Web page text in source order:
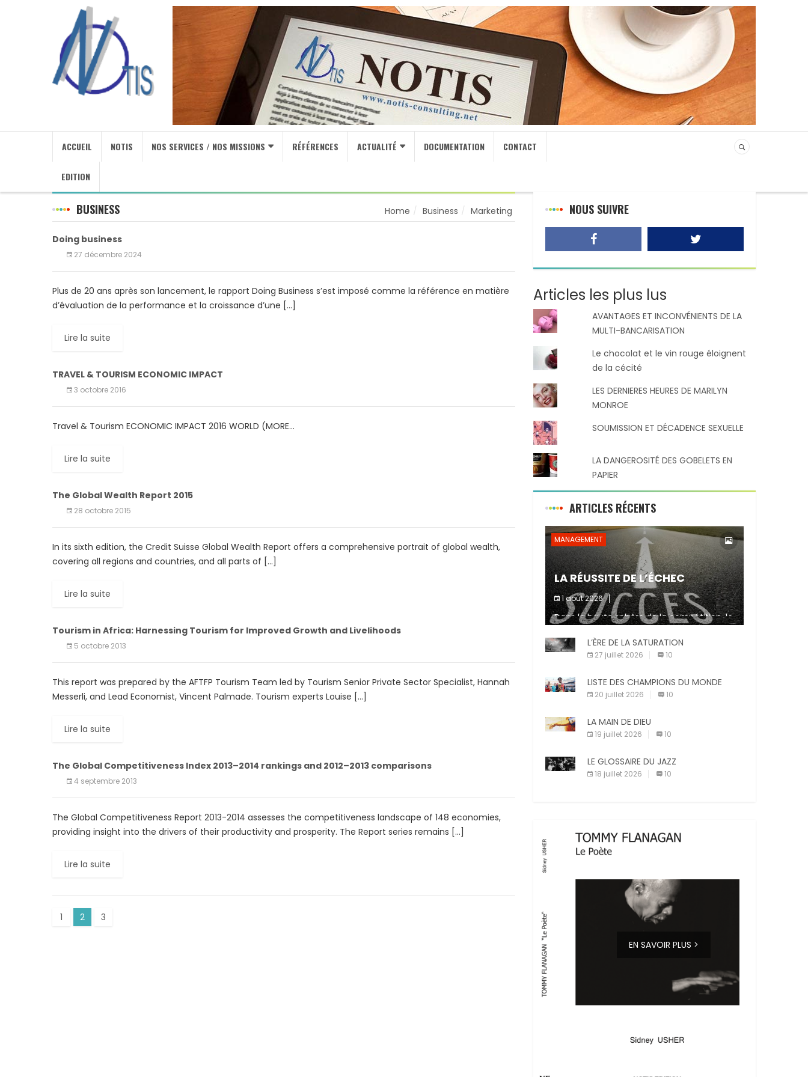
ACCUEIL NOTIS NOS SERVICES / NOS MISSIONS RÉFÉRENCES ACTUALITÉ DOCUMENTATION CONTACT
EDITION
BUSINESS Home Business Marketing
Doing business
27 décembre 2024
Plus de 20 ans après son lancement, le rapport Doing Business s’est imposé comme la référence en matière
d’évaluation de la performance et la croissance d’une […]
Lire la suite
TRAVEL & TOURISM ECONOMIC IMPACT
3 octobre 2016
Travel & Tourism ECONOMIC IMPACT 2016 WORLD (MORE…
Lire la suite
The Global Wealth Report 2015
28 octobre 2015
In its sixth edition, the Credit Suisse Global Wealth Report offers a comprehensive portrait of global wealth,
covering all regions and countries, and all parts of […]
Lire la suite
Tourism in Africa: Harnessing Tourism for Improved Growth and Livelihoods
5 octobre 2013
This report was prepared by the AFTFP Tourism Team led by Tourism Senior Private Sector Specialist, Hannah
Messerli, and Lead Economist, Vincent Palmade. Tourism experts Louise […]
Lire la suite
The Global Competitiveness Index 2013–2014 rankings and 2012–2013 comparisons
4 septembre 2013
The Global Competitiveness Report 2013-2014 assesses the competitiveness landscape of 148 economies,
providing insight into the drivers of their productivity and prosperity. The Report series remains […]
Lire la suite
1 2 3
NOUS SUIVRE
Articles les plus lus
AVANTAGES ET INCONVÉNIENTS DE LA
MULTI-BANCARISATION
Le chocolat et le vin rouge éloignent
de la cécité
LES DERNIERES HEURES DE MARILYN
MONROE
SOUMISSION ET DÉCADENCE SEXUELLE
LA DANGEROSITÉ DES GOBELETS EN
PAPIER
ARTICLES RÉCENTS
MANAGEMENT
LA RÉUSSITE DE L’ÉCHEC
1 août 2026
Dans la haute sphère de la compétition, le
fait de ne pas atteindre un objectif est un
signe d’incompétence et une source de
sanctions diverses (avertissement, […]
L’ÈRE DE LA SATURATION
27 juillet 2026 10
LISTE DES CHAMPIONS DU MONDE
20 juillet 2026 10
LA MAIN DE DIEU
19 juillet 2026 10
LE GLOSSAIRE DU JAZZ
18 juillet 2026 10
EN SAVOIR PLUS >